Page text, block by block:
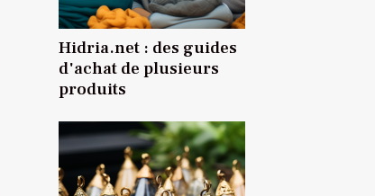
Hidria.net : des guides
d'achat de plusieurs
produits